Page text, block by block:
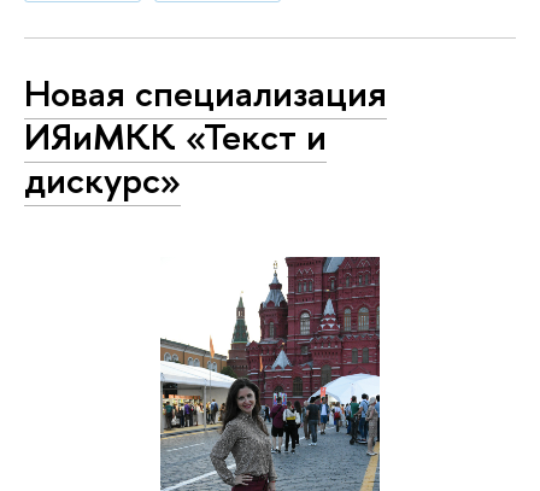
Новая специализация
ИЯиМКК «Текст и
дискурс»